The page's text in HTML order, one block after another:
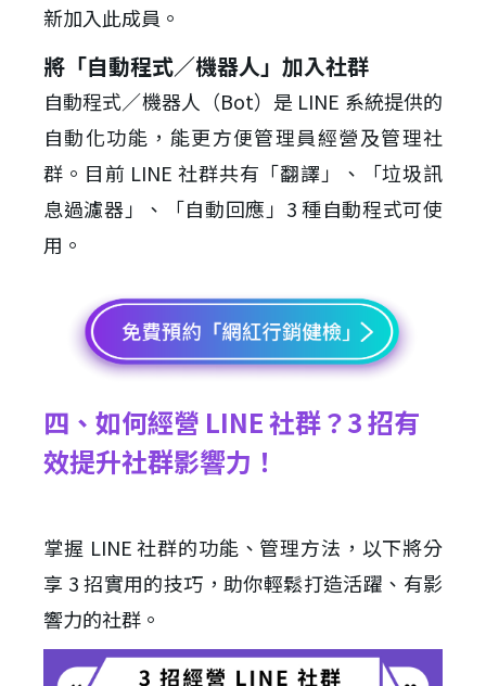
新加入此成員。
將「自動程式／機器人」加入社群
自動程式／機器人（Bot）是 LINE 系統提供的
自動化功能，能更方便管理員經營及管理社
群。目前 LINE 社群共有「翻譯」、「垃圾訊
息過濾器」、「自動回應」3 種自動程式可使
用。
四、如何經營 LINE 社群？3 招有
效提升社群影響力！
掌握 LINE 社群的功能、管理方法，以下將分
享 3 招實用的技巧，助你輕鬆打造活躍、有影
響力的社群。